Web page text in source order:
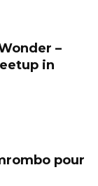
–
in
pour